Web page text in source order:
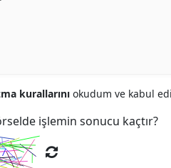
kurallarını okudum ve kabul
işlemin sonucu kaçtır?